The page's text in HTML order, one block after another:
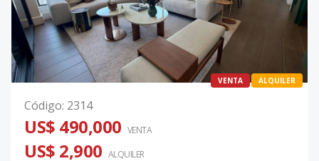
VENTA ALQUILER
Código: 2314
US$ 490,000 VENTA
US$ 2,900 ALQUILER